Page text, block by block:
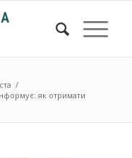
/
як отримати